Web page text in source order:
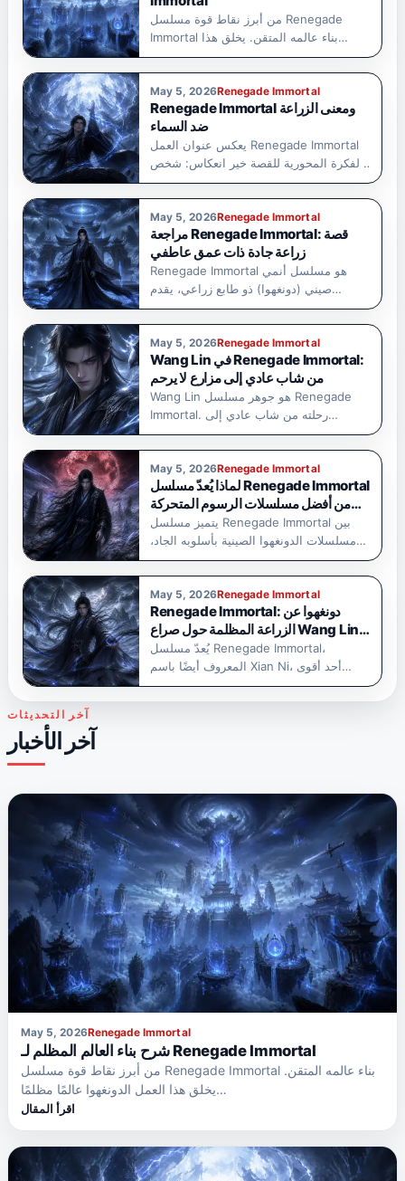
من أبرز نقاط قوة مسلسل Renegade
Immortal بناء عالمه المتقن. يخلق هذا…
May 5, 2026Renegade Immortal
Renegade Immortal ومعنى الزراعة
ضد السماء
يعكس عنوان العمل Renegade Immortal
الفكرة المحورية للقصة خير انعكاس: شخص
يتحدى…
May 5, 2026Renegade Immortal
مراجعة Renegade Immortal: قصة
زراعة جادة ذات عمق عاطفي
Renegade Immortal هو مسلسل أنمي
صيني (دونغهوا) ذو طابع زراعي، يقدم
تجربة…
May 5, 2026Renegade Immortal
Wang Lin في Renegade Immortal:
من شاب عادي إلى مزارع لا يرحم
Wang Lin هو جوهر مسلسل Renegade
Immortal. رحلته من شاب عادي إلى…
May 5, 2026Renegade Immortal
لماذا يُعدّ مسلسل Renegade Immortal
من أفضل مسلسلات الرسوم المتحركة
الصينية المظلمة (الدونغهوا) التي يُنصح
بمشاهدتها؟
يتميز مسلسل Renegade Immortal بين
مسلسلات الدونغهوا الصينية بأسلوبه الجاد،
وعمقه العاطفي،…
May 5, 2026Renegade Immortal
Renegade Immortal: دونغهوا عن
الزراعة المظلمة حول صراع Wang Lin
ضد القدر
يُعدّ مسلسل Renegade Immortal،
المعروف أيضًا باسم Xian Ni، أحد أقوى
مسلسلات…
آخر التحديثات
آخر الأخبار
May 5, 2026Renegade Immortal
شرح بناء العالم المظلم لـ Renegade Immortal
من أبرز نقاط قوة مسلسل Renegade Immortal بناء عالمه المتقن.
يخلق هذا العمل الدونغهوا عالمًا مظلمًا…
اقرأ المقال